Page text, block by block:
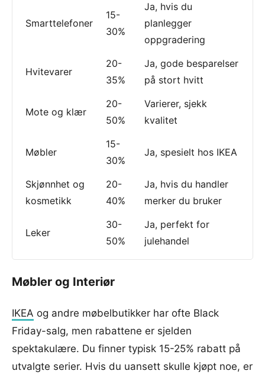
Smarttelefoner
15-
30%
Ja, hvis du
planlegger
oppgradering
Hvitevarer
20-
35%
Ja, gode besparelser
på stort hvitt
Mote og klær
20-
50%
Varierer, sjekk
kvalitet
Møbler
15-
30%
Ja, spesielt hos IKEA
Skjønnhet og
kosmetikk
20-
40%
Ja, hvis du handler
merker du bruker
Leker
30-
50%
Ja, perfekt for
julehandel
Møbler og Interiør
IKEA og andre møbelbutikker har ofte Black
Friday-salg, men rabattene er sjelden
spektakulære. Du finner typisk 15-25% rabatt på
utvalgte serier. Hvis du uansett skulle kjøpt noe, er